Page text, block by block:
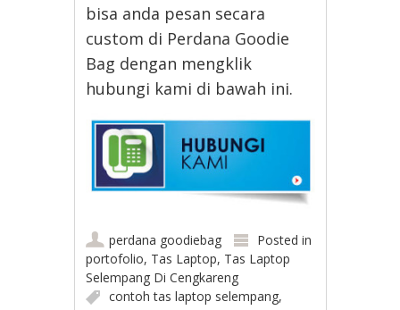
bisa anda pesan secara
custom di Perdana Goodie
Bag dengan mengklik
hubungi kami di bawah ini.
perdana goodiebag
Posted in
portofolio, Tas Laptop, Tas Laptop
Selempang Di Cengkareng
contoh tas laptop selempang,